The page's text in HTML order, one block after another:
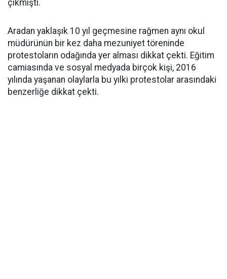
çıkmıştı.
Aradan yaklaşık 10 yıl geçmesine rağmen aynı okul
müdürünün bir kez daha mezuniyet töreninde
protestoların odağında yer alması dikkat çekti. Eğitim
camiasında ve sosyal medyada birçok kişi, 2016
yılında yaşanan olaylarla bu yılki protestolar arasındaki
benzerliğe dikkat çekti.